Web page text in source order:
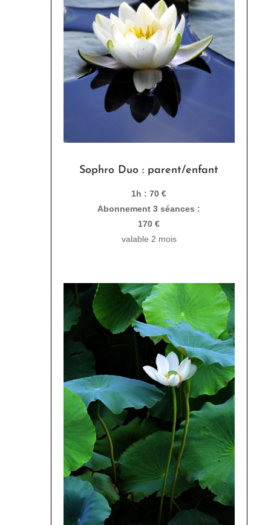
Sophro Duo : parent/enfant
1h : 70 €
Abonnement 3 séances :
170 €
valable 2 mois